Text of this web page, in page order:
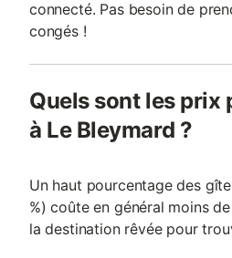
connecté. Pas besoin de
congés !
Quels sont les prix
à Le Bleymard ?
Un haut pourcentage des
%) coûte en général moins
la destination rêvée pour